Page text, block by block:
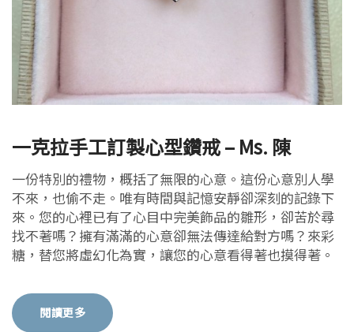
一克拉手工訂製心型鑽戒 – Ms. 陳
一份特別的禮物，概括了無限的心意。這份心意別人學
不來，也偷不走。唯有時間與記憶安靜卻深刻的記錄下
來。您的心裡已有了心目中完美飾品的雛形，卻苦於尋
找不著嗎？擁有滿滿的心意卻無法傳達給對方嗎？來彩
糖，替您將虛幻化為實，讓您的心意看得著也摸得著。
閱讀更多